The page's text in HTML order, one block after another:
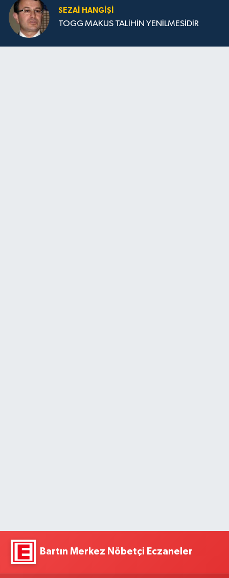
SEZAI HANGİŞİ
TOGG MAKUS TALİHİN YENİLMESİDİR
Bartın Merkez Nöbetçi Eczaneler